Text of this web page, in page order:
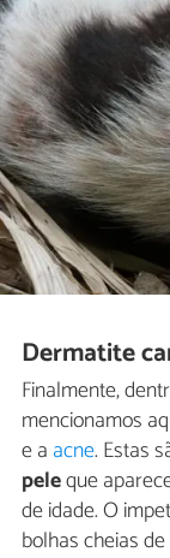
Dermatite
Finalmente,
mencionamos
e a acne. Estas
peleque
de idade. O
bolhas cheias